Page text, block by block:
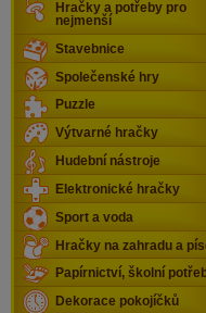
Hračky a potřeby pro
nejmenší
Stavebnice
Společenské hry
Puzzle
Výtvarné hračky
Hudební nástroje
Elektronické hračky
Sport a voda
Hračky na zahradu a
Papírnictví, školní
Dekorace pokojíčků